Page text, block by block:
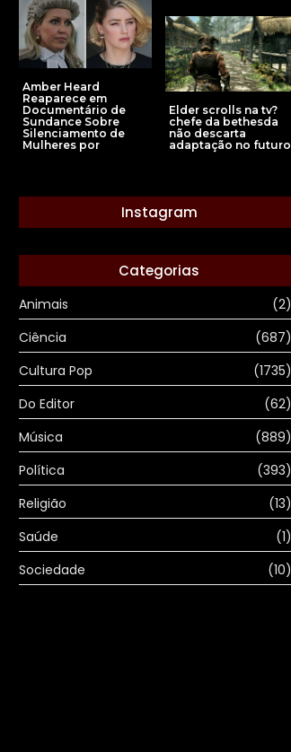
Amber Heard
Reaparece em
Documentário de
Sundance Sobre
Silenciamento de
Mulheres por
Elder scrolls na tv?
chefe da bethesda
não descarta
adaptação no futuro
Instagram
Categorias
Animais
(2)
Ciência
(687)
Cultura Pop
(1735)
Do Editor
(62)
Música
(889)
Política
(393)
Religião
(13)
Saúde
(1)
Sociedade
(10)